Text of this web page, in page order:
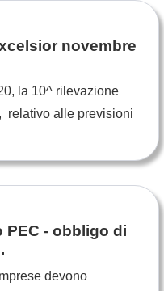
novembre
la 10^ rilevazione
relativo alle previsioni
- obbligo di
devono